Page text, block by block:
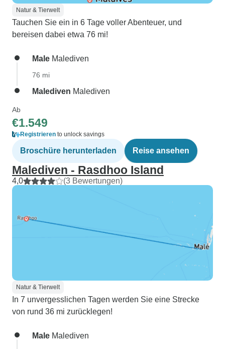
Natur & Tierwelt
Tauchen Sie ein in 6 Tage voller Abenteuer, und
bereisen dabei etwa 76 mi!
Male Malediven
76 mi
Malediven Malediven
Ab
€1.549
Registrieren to unlock savings
Broschüre herunterladen Reise ansehen
Malediven - Rasdhoo Island
4,0 (3 Bewertungen)
Natur & Tierwelt
In 7 unvergesslichen Tagen werden Sie eine Strecke
von rund 36 mi zurücklegen!
Male Malediven